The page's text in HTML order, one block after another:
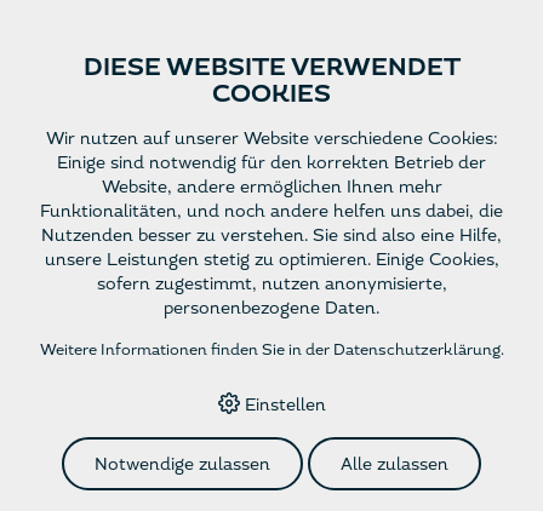
Deutsch
HOME E-SHOP ROSÉ
OEIL-DE-PERDRIX 75CL - AOC
VALAIS - JG 2025
Oeil-de-Perdrix 75cl -
AOC Valais - JG 2025
rund, feurig, gehaltvoll
DIESE WEBSITE VERWENDET
COOKIES
Wir nutzen auf unserer Website verschiedene Cookies:
Einige sind notwendig für den korrekten Betrieb der
Website, andere ermöglichen Ihnen mehr
Funktionalitäten, und noch andere helfen uns dabei, die
Nutzenden besser zu verstehen. Sie sind also eine Hilfe,
unsere Leistungen stetig zu optimieren. Einige Cookies,
sofern zugestimmt, nutzen anonymisierte,
personenbezogene Daten.
Weitere Informationen finden Sie in der Datenschutzerklärung.
Einstellen
Notwendige zulassen Alle zulassen